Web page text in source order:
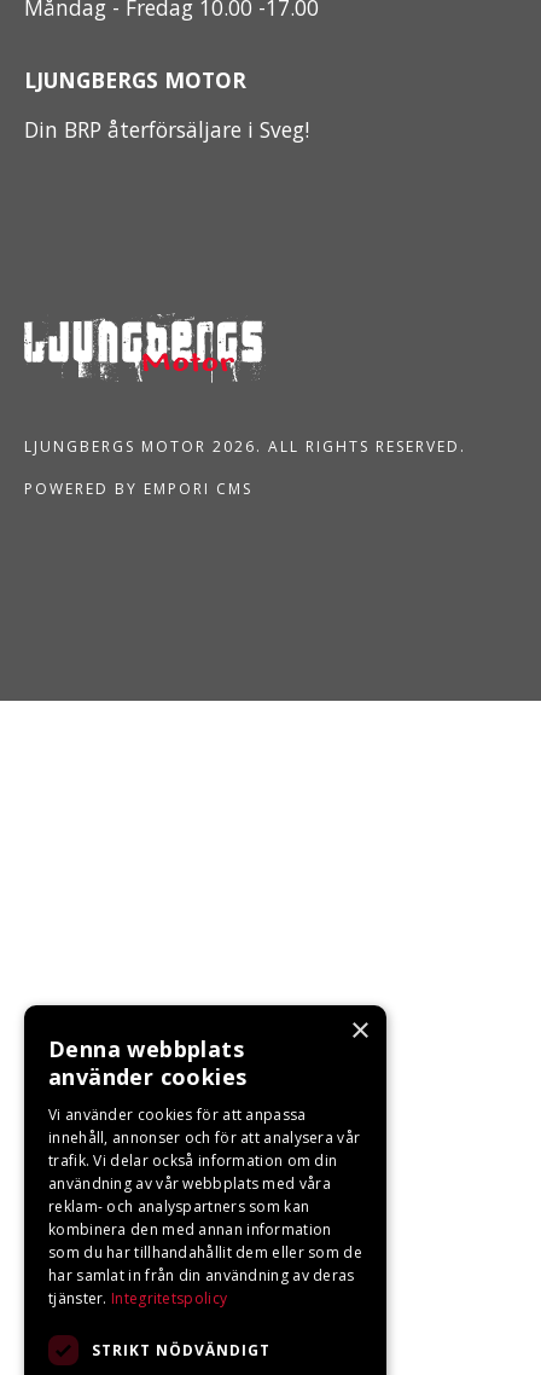
Måndag - Fredag 10.00 -17.00
LJUNGBERGS MOTOR
Din BRP återförsäljare i Sveg!
LJUNGBERGS MOTOR 2026. ALL RIGHTS RESERVED.
POWERED BY EMPORI CMS
×
Denna webbplats
använder cookies
Vi använder cookies för att anpassa
innehåll, annonser och för att analysera vår
trafik. Vi delar också information om din
användning av vår webbplats med våra
reklam- och analyspartners som kan
kombinera den med annan information
som du har tillhandahållit dem eller som de
har samlat in från din användning av deras
tjänster. Integritetspolicy
STRIKT NÖDVÄNDIGT